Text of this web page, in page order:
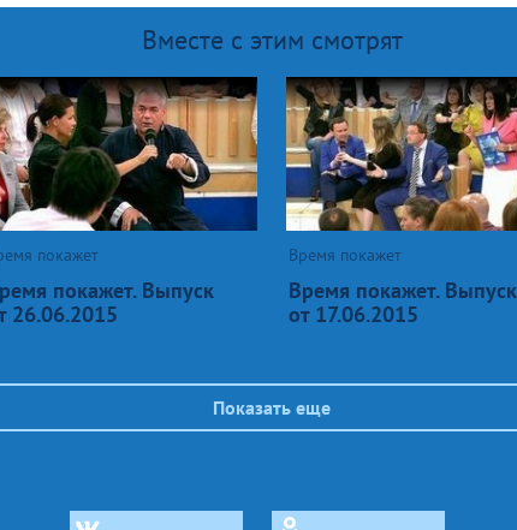
Вместе с этим смотрят
покажет
покажет. Выпуск
26.06.2015
Время покажет
Время покажет. Выпуск
от 17.06.2015
Показать еще